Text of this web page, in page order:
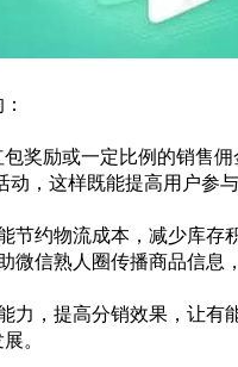
励或一定比例的销售佣
，这样既能提高用户参
约物流成本，减少库存
微信熟人圈传播商品信
，提高分销效果，让
。